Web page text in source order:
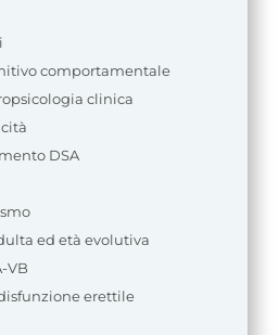
comportamentale
clinica
DSA
ed età evolutiva
VB
erettile